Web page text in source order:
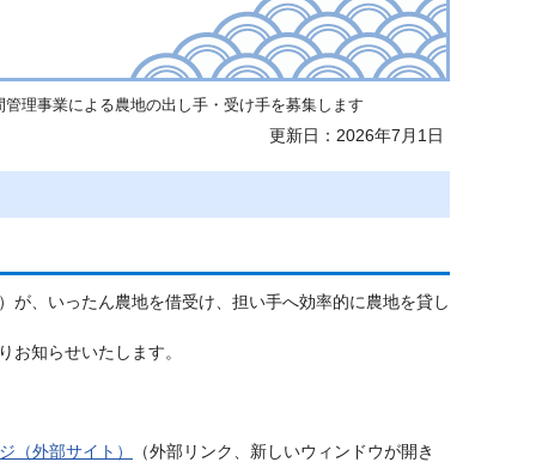
管理事業による農地の出し手・受け手を募集します
更新日：2026年7月1日
、いったん農地を借受け、担い手へ効率的に農地を貸し
お知らせいたします。
（外部サイト）
（外部リンク、新しいウィンドウが開き